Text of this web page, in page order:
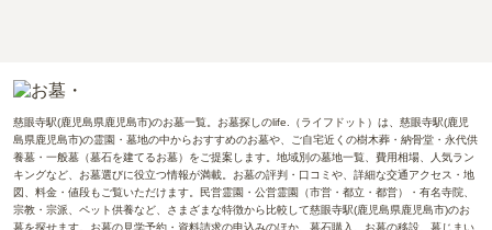
慈眼寺駅(鹿児島県鹿児島市)のお墓一覧。お墓探しのlife.（ライフドット）は、慈眼寺駅(鹿児
島県鹿児島市)の霊園・墓地の中からおすすめのお墓や、ご自宅近くの樹木葬・納骨堂・永代供
養墓・一般墓（墓石を建てるお墓）をご提案します。地域別の墓地一覧、費用相場、人気ラン
キングなど、お墓選びに役立つ情報が満載。お墓の評判・口コミや、詳細な交通アクセス・地
図、料金・値段もご覧いただけます。民営霊園・公営霊園（市営・都立・都営）・有名寺院、
宗教・宗派、ペット供養など、さまざまな特徴から比較して慈眼寺駅(鹿児島県鹿児島市)のお